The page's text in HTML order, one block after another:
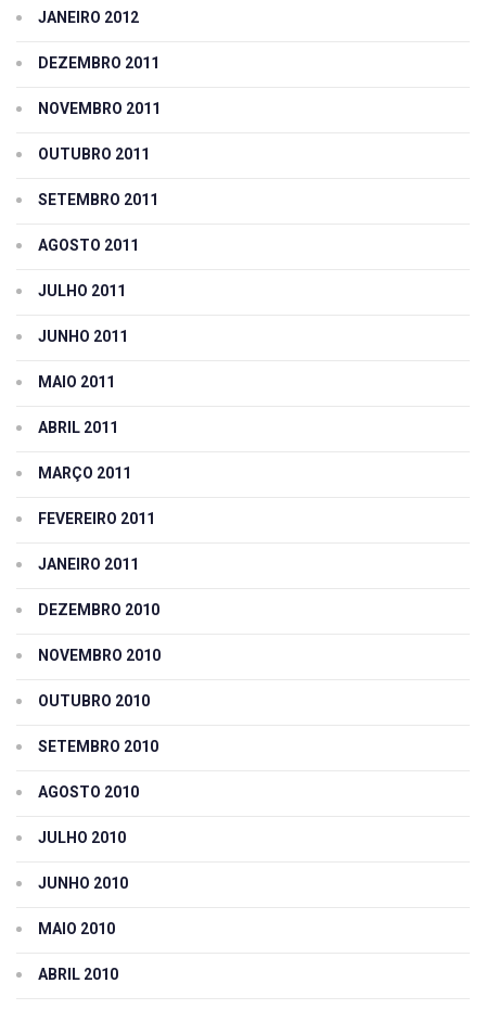
JANEIRO 2012
DEZEMBRO 2011
NOVEMBRO 2011
OUTUBRO 2011
SETEMBRO 2011
AGOSTO 2011
JULHO 2011
JUNHO 2011
MAIO 2011
ABRIL 2011
MARÇO 2011
FEVEREIRO 2011
JANEIRO 2011
DEZEMBRO 2010
NOVEMBRO 2010
OUTUBRO 2010
SETEMBRO 2010
AGOSTO 2010
JULHO 2010
JUNHO 2010
MAIO 2010
ABRIL 2010